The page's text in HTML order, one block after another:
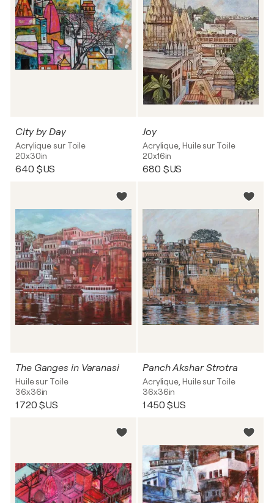
City by Day
Acrylique sur Toile
20x30in
640 $US
Joy
Acrylique, Huile sur Toile
20x16in
680 $US
The Ganges in Varanasi
Huile sur Toile
36x36in
1 720 $US
Panch Akshar Strotra
Acrylique, Huile sur Toile
36x36in
1 450 $US